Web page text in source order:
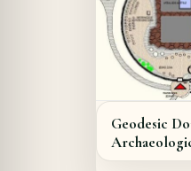
Geodesic